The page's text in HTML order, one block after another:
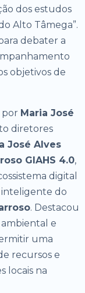
dos estudos
Alto Tâmega”.
debater a
objetivos de
por Maria José
diretores
José Alves
GIAHS 4.0,
digital
inteligente do
. Destacou
e
uma
recursos e
locais na